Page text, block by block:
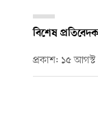
বিশেষ প্রতিবেদক
প্রকাশ: ১৫